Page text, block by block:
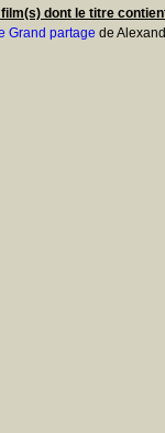
dont le titre
Grand partage de